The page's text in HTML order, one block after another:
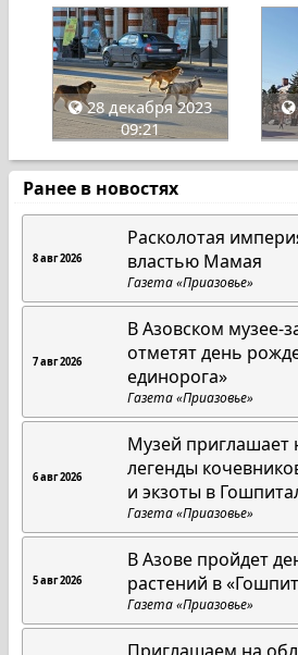
28 декабря 2023
09:21
Ранее в новостях
8 авг 2026
Расколотая
властью Мамая
Газета «Приазовье»
7 авг 2026
В Азовском музее-
отметят день
единорога»
Газета «Приазовье»
6 авг 2026
Музей приглашает
легенды
и экзоты в
Газета «Приазовье»
5 авг 2026
В Азове пройдет
растений в
Газета «Приазовье»